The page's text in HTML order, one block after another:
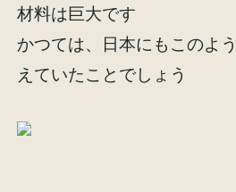
材料は巨大です
かつては、日本にもこのよ
えていたことでしょう